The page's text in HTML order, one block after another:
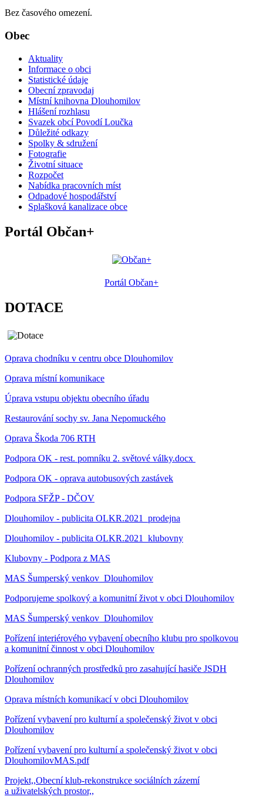
Bez časového omezení.
Obec
Aktuality
Informace o obci
Statistické údaje
Obecní zpravodaj
Místní knihovna Dlouhomilov
Hlášení rozhlasu
Svazek obcí Povodí Loučka
Důležité odkazy
Spolky & sdružení
Fotografie
Životní situace
Rozpočet
Nabídka pracovních míst
Odpadové hospodářství
Splašková kanalizace obce
Portál Občan+
Portál Občan+
DOTACE
Oprava chodníku v centru obce Dlouhomilov
Oprava místní komunikace
Úprava vstupu objektu obecního úřadu
Restaurování sochy sv. Jana Nepomuckého
Oprava Škoda 706 RTH
Podpora OK - rest. pomníku 2. světové války.docx
Podpora OK - oprava autobusových zastávek
Podpora SFŽP - DČOV
Dlouhomilov - publicita OLKR.2021_prodejna
Dlouhomilov - publicita OLKR.2021_klubovny
Klubovny - Podpora z MAS
MAS Šumperský venkov_Dlouhomilov
Podporujeme spolkový a komunitní život v obci Dlouhomilov
MAS Šumperský venkov_Dlouhomilov
Pořízení interiérového vybavení obecního klubu pro spolkovou
a komunitní činnost v obci Dlouhomilov
Pořízení ochranných prostředků pro zasahující hasiče JSDH
Dlouhomilov
Oprava místních komunikací v obci Dlouhomilov
Pořízení vybavení pro kulturní a společenský život v obci
Dlouhomilov
Pořízení vybavení pro kulturní a společenský život v obci
DlouhomilovMAS.pdf
Projekt,,Obecní klub-rekonstrukce sociálních zázemí
a uživatelských prostor,,